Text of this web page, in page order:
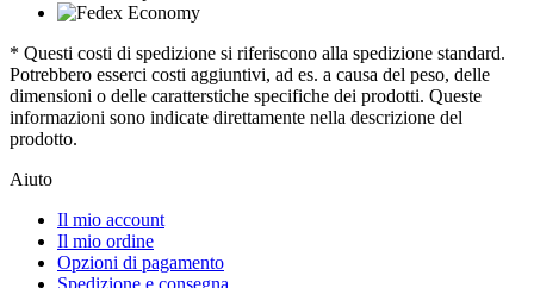
* Questi costi di spedizione si riferiscono alla spedizione standard.
Potrebbero esserci costi aggiuntivi, ad es. a causa del peso, delle
dimensioni o delle caratterstiche specifiche dei prodotti. Queste
informazioni sono indicate direttamente nella descrizione del
prodotto.
Aiuto
Il mio account
Il mio ordine
Opzioni di pagamento
Spedizione e consegna